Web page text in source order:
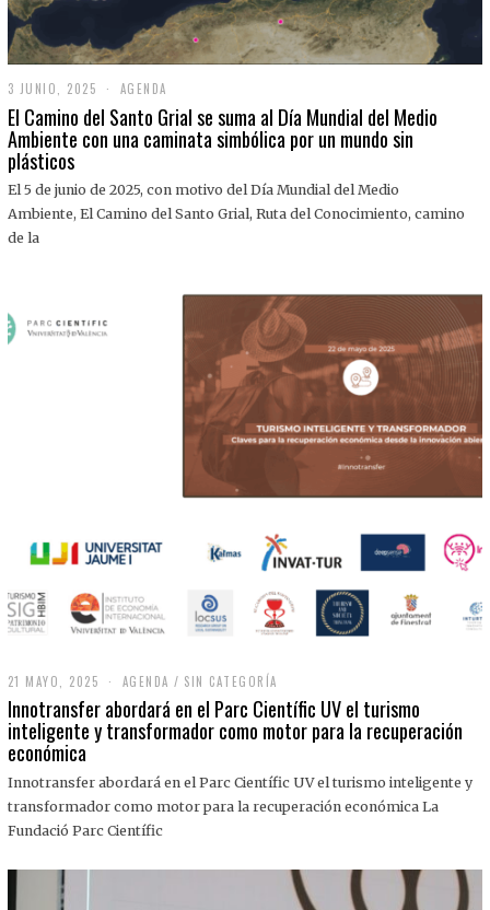
3 JUNIO, 2025
J
U
N
,
0
AGENDA
El Camino del Santo Grial se suma al Día Mundial del Medio
Ambiente con una caminata simbólica por un mundo sin
plásticos
El 5 de junio de 2025, con motivo del Día Mundial del Medio
Ambiente, El Camino del Santo Grial, Ruta del Conocimiento, camino
de la
21 MAYO, 2025
M
A
Y
,
0
2
AGENDA / SIN CATEGORÍA
Innotransfer abordará en el Parc Científic UV el turismo
inteligente y transformador como motor para la recuperación
económica
Innotransfer abordará en el Parc Científic UV el turismo inteligente y
transformador como motor para la recuperación económica La
Fundació Parc Científic